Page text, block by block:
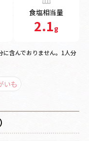
食塩相当量
2.1g
含んでおりません。1人分
いも